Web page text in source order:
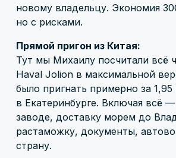
новому владельцу. Экономия
но с рисками.
Прямой пригон из Китая:
Тут мы Михаилу посчитали всё
Haval Jolion в максимальной
было пригнать примерно за
в Екатеринбурге. Включая всё
заводе, доставку морем до
растаможку, документы,
страну.